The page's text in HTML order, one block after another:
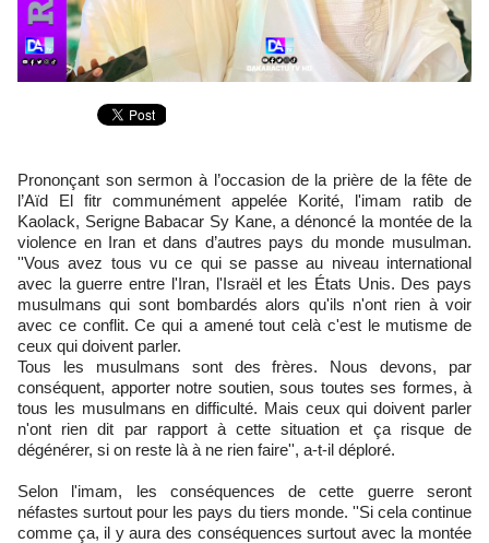
Prononçant son sermon à l’occasion de la prière de la fête de
l’Aïd El fitr communément appelée Korité, l'imam ratib de
Kaolack, Serigne Babacar Sy Kane, a dénoncé la montée de la
violence en Iran et dans d’autres pays du monde musulman.
''Vous avez tous vu ce qui se passe au niveau international
avec la guerre entre l'Iran, l'Israël et les États Unis. Des pays
musulmans qui sont bombardés alors qu'ils n'ont rien à voir
avec ce conflit. Ce qui a amené tout celà c'est le mutisme de
ceux qui doivent parler.
Tous les musulmans sont des frères. Nous devons, par
conséquent, apporter notre soutien, sous toutes ses formes, à
tous les musulmans en difficulté. Mais ceux qui doivent parler
n'ont rien dit par rapport à cette situation et ça risque de
dégénérer, si on reste là à ne rien faire'', a-t-il déploré.
Selon l'imam, les conséquences de cette guerre seront
néfastes surtout pour les pays du tiers monde. ''Si cela continue
comme ça, il y aura des conséquences surtout avec la montée